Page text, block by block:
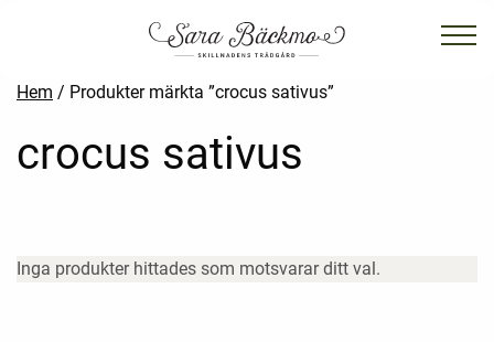
Hem / Produkter märkta ”crocus sativus”
crocus sativus
Inga produkter hittades som motsvarar ditt val.